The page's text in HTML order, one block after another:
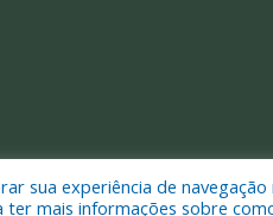
a Prefeitura Municipal
sua experiência de
mais informações sobre